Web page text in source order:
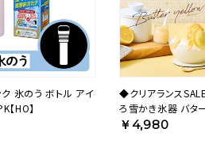
氷のう ボトル アイ
HO】
◆クリアランス
ろ雪かき氷器 バタ
B5MYL【HO】
￥4,980